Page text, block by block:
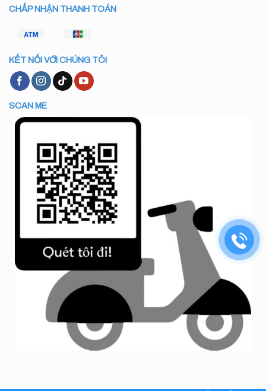
CHẤP NHẬN THANH TOÁN
KẾT NỐI VỚI CHÚNG TÔI
SCAN ME